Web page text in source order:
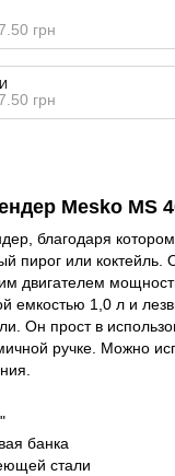
грн
грн
Mesko MS
благодаря
пирог или
двигателем
емкостью 1,0 л и
Он прост в
ручке. Можно
банка
стали